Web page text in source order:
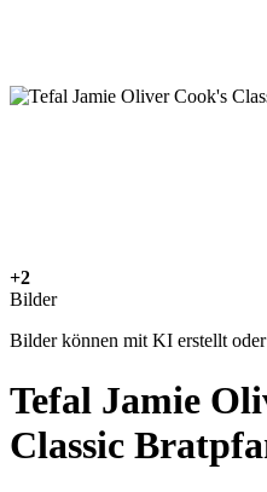
+2
Bilder
Bilder können mit KI erstellt
Tefal Jamie
Classic